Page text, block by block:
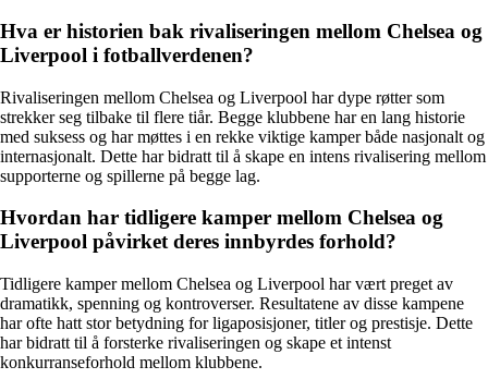
Hva er historien bak rivaliseringen mellom Chelsea og
Liverpool i fotballverdenen?
Rivaliseringen mellom Chelsea og Liverpool har dype røtter som
strekker seg tilbake til flere tiår. Begge klubbene har en lang historie
med suksess og har møttes i en rekke viktige kamper både nasjonalt og
internasjonalt. Dette har bidratt til å skape en intens rivalisering mellom
supporterne og spillerne på begge lag.
Hvordan har tidligere kamper mellom Chelsea og
Liverpool påvirket deres innbyrdes forhold?
Tidligere kamper mellom Chelsea og Liverpool har vært preget av
dramatikk, spenning og kontroverser. Resultatene av disse kampene
har ofte hatt stor betydning for ligaposisjoner, titler og prestisje. Dette
har bidratt til å forsterke rivaliseringen og skape et intenst
konkurranseforhold mellom klubbene.